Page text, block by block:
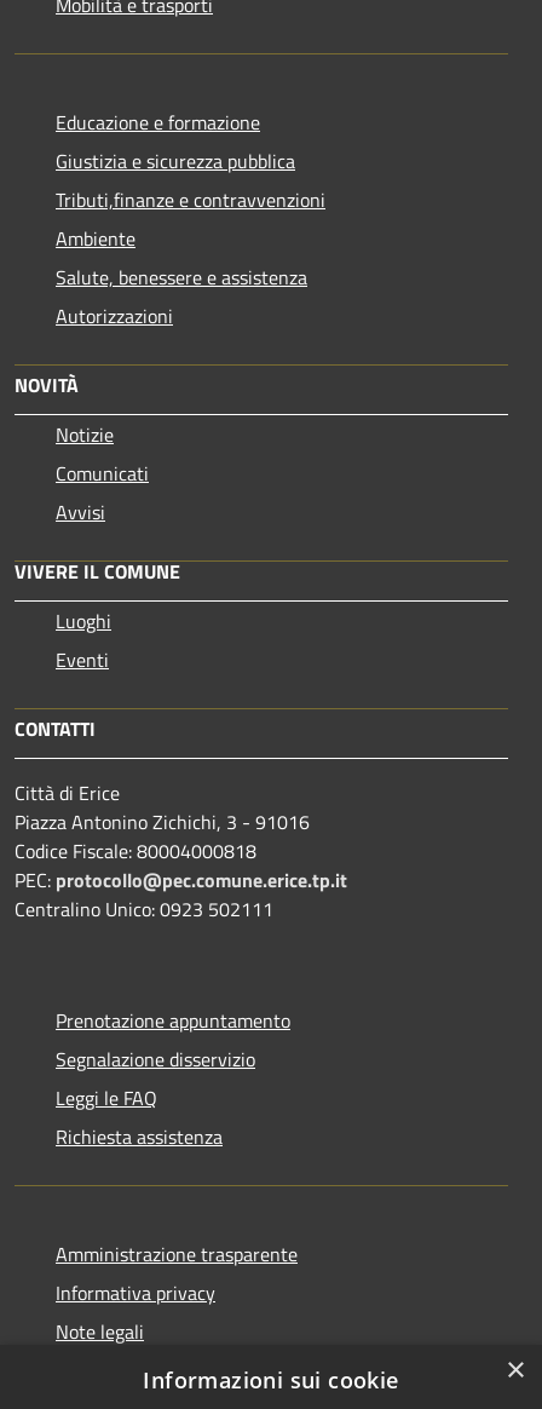
Educazione e formazione
Giustizia e sicurezza pubblica
Tributi,finanze e contravvenzioni
Ambiente
Salute, benessere e assistenza
Autorizzazioni
NOVITÀ
Notizie
Comunicati
Avvisi
VIVERE IL COMUNE
Luoghi
Eventi
CONTATTI
Città di Erice
Piazza Antonino Zichichi, 3 - 91016
Codice Fiscale: 80004000818
PEC: protocollo@pec.comune.erice.tp.it
Centralino Unico: 0923 502111
Prenotazione appuntamento
Segnalazione disservizio
Leggi le FAQ
Richiesta assistenza
Amministrazione trasparente
Informativa privacy
Note legali
Dichiarazione di accessibilità
×
Informazioni sui cookie